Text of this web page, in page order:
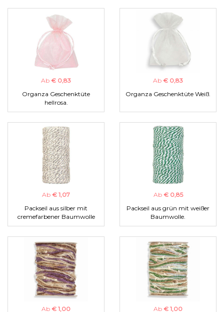
Ab € 0,83
Organza Geschenktüte
hellrosa.
Ab € 0,83
Organza Geschenktüte Weiß.
Ab € 1,07
Packseil aus silber mit
cremefarbener Baumwolle
Ab € 0,85
Packseil aus grün mit weißer
Baumwolle.
Ab € 1,00 Ab € 1,00